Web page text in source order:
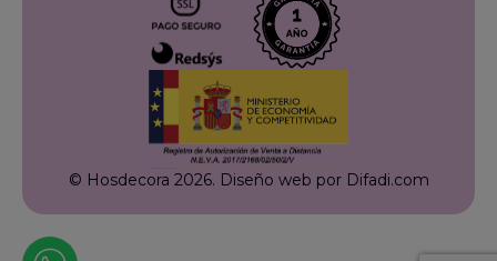
© Hosdecora 2026. Diseño web por Difadi.com